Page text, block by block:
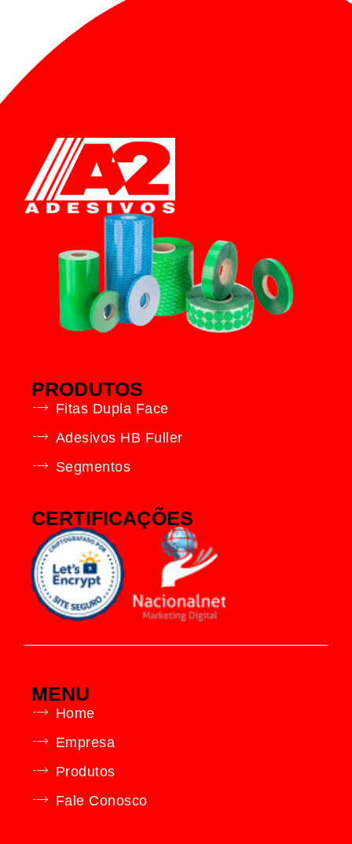
PRODUTOS
Fitas Dupla Face
Adesivos HB Fuller
Segmentos
CERTIFICAÇÕES
MENU
Home
Empresa
Produtos
Fale Conosco